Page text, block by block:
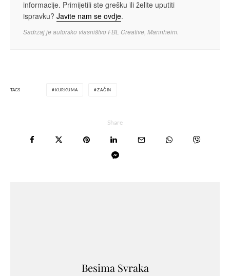
informacije. Primijetili ste grešku ili želite uputiti
ispravku? Javite nam se ovdje.
Sadržaj je autorsko vlasništvo FBL Creative, Mannheim.
TAGS KURKUMA ZAČIN
Share
Besima Svraka